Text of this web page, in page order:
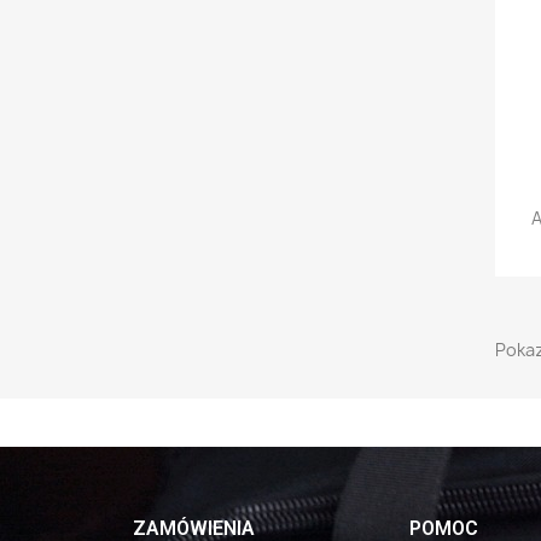
ZAMÓWIENIA POMOC